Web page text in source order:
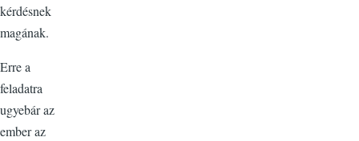
kérdésnek
magának.
Erre a
feladatra
ugyebár az
ember az